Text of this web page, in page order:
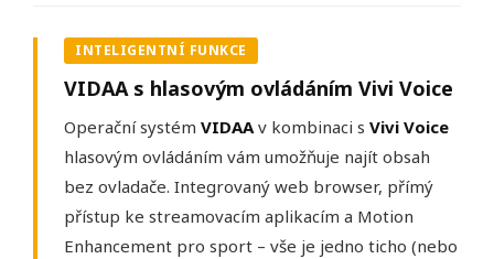
INTELIGENTNÍ FUNKCE
VIDAA s hlasovým ovládáním Vivi Voice
Operační systém VIDAAv kombinaci s Vivi Voice
hlasovým ovládáním vám umožňuje najít obsah
bez ovladače. Integrovaný web browser, přímý
přístup ke streamovacím aplikacím a Motion
Enhancement pro sport – vše je jedno ticho (nebo